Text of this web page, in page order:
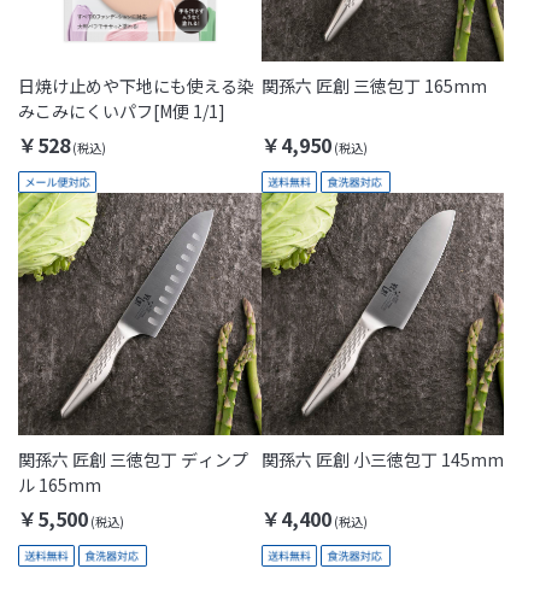
日焼け止めや下地にも使える染
みこみにくいパフ[M便 1/1]
￥528
関孫六 匠創 三徳包丁 165mm
￥4,950
関孫六 匠創 三徳包丁 ディンプ
ル 165mm
￥5,500
関孫六 匠創 小三徳包丁 145mm
￥4,400